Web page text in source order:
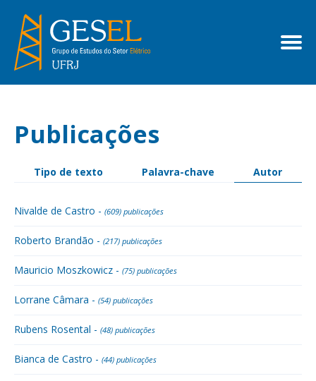
Publicações
Tipo de texto Palavra-chave Autor
Nivalde de Castro - (609) publicações
Roberto Brandão - (217) publicações
Mauricio Moszkowicz - (75) publicações
Lorrane Câmara - (54) publicações
Rubens Rosental - (48) publicações
Bianca de Castro - (44) publicações